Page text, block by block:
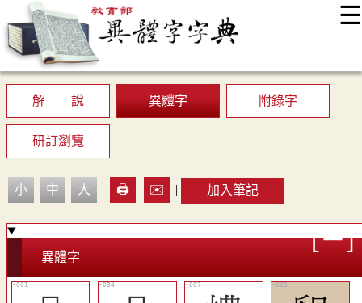
☰
最新消息
顯示模式
網站導覽
解 說
異體字 附錄字
研訂瀏覽
小 中 大 | 🖨️ ✉️ | 加入筆記
異體字